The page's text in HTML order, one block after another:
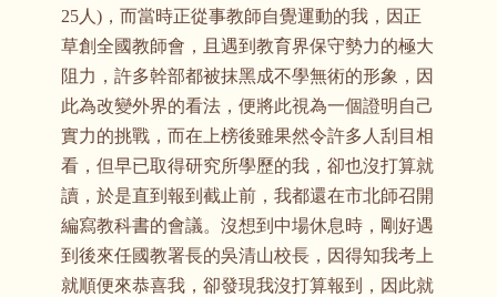
25人)，而當時正從事教師自覺運動的我，因正
草創全國教師會，且遇到教育界保守勢力的極大
阻力，許多幹部都被抹黑成不學無術的形象，因
此為改變外界的看法，便將此視為一個證明自己
實力的挑戰，而在上榜後雖果然令許多人刮目相
看，但早已取得研究所學歷的我，卻也沒打算就
讀，於是直到報到截止前，我都還在市北師召開
編寫教科書的會議。沒想到中場休息時，剛好遇
到後來任國教署長的吳清山校長，因得知我考上
就順便來恭喜我，卻發現我沒打算報到，因此就